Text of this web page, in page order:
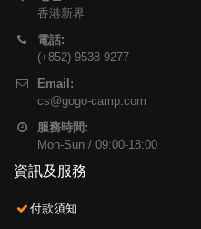
香港新界
電話:
(+852) 9538 9277
Email:
cs@gogo-camp.com
服務時間:
Mon-Sun / 09:00-18:00
資訊及服務
付款須知